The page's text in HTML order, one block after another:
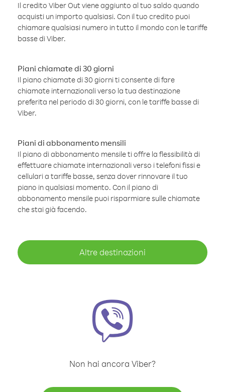
Il credito Viber Out viene aggiunto al tuo saldo quando
acquisti un importo qualsiasi. Con il tuo credito puoi
chiamare qualsiasi numero in tutto il mondo con le tariffe
basse di Viber.
Piani chiamate di 30 giorni
Il piano chiamate di 30 giorni ti consente di fare
chiamate internazionali verso la tua destinazione
preferita nel periodo di 30 giorni, con le tariffe basse di
Viber.
Piani di abbonamento mensili
Il piano di abbonamento mensile ti offre la flessibilità di
effettuare chiamate internazionali verso i telefoni fissi e
cellulari a tariffe basse, senza dover rinnovare il tuo
piano in qualsiasi momento. Con il piano di
abbonamento mensile puoi risparmiare sulle chiamate
che stai già facendo.
Altre destinazioni
Non hai ancora Viber?